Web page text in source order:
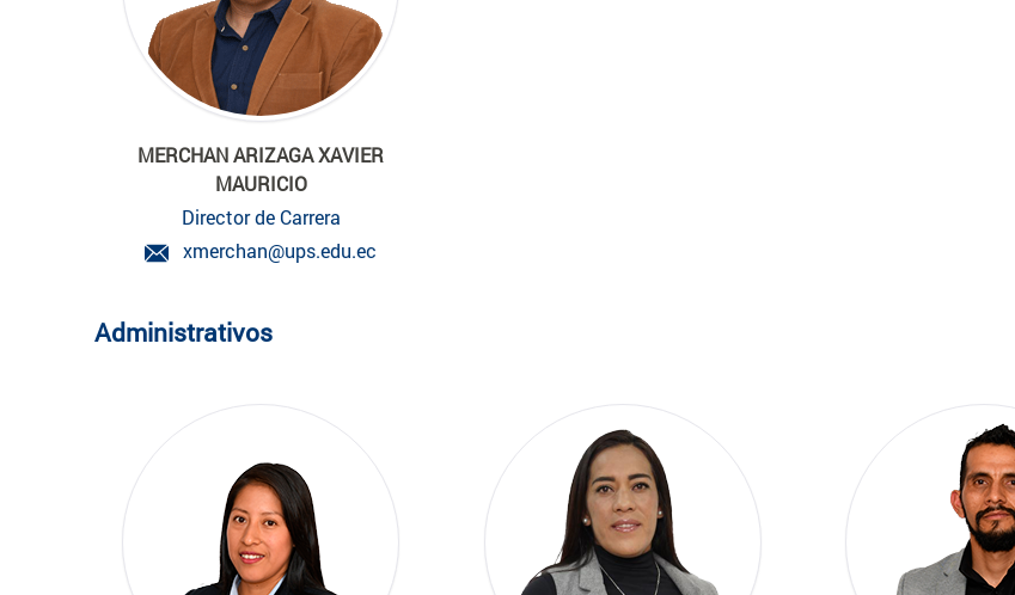
MERCHAN ARIZAGA XAVIER
MAURICIO
Director de Carrera
xmerchan@ups.edu.ec
Administrativos